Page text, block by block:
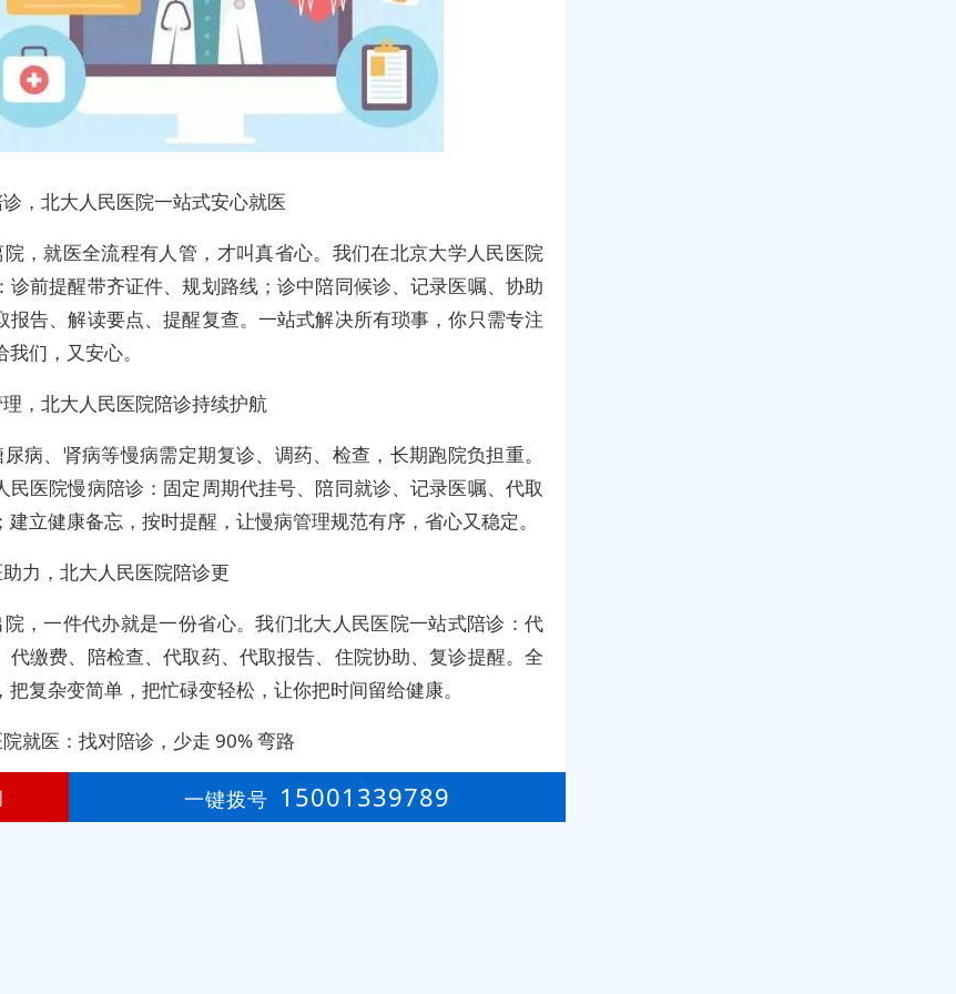
，北大人民医院一站式安心就医
，就医全流程有人管，才叫真省心。我们在北京大学人民医院
诊前提醒带齐证件、规划路线；诊中陪同候诊、记录医嘱、协助
报告、解读要点、提醒复查。一站式解决所有琐事，你只需专注
们，又安心。
，北大人民医院陪诊持续护航
病、肾病等慢病需定期复诊、调药、检查，长期跑院负担重。
民医院慢病陪诊：固定周期代挂号、陪同就诊、记录医嘱、代取
建立健康备忘，按时提醒，让慢病管理规范有序，省心又稳定。
力，北大人民医院陪诊更
，一件代办就是一份省心。我们北大人民医院一站式陪诊：代
代缴费、陪检查、代取药、代取报告、住院协助、复诊提醒。全
把复杂变简单，把忙碌变轻松，让你把时间留给健康。
就医：找对陪诊，少走 90% 弯路
室多、流程繁，自己跑至少多花 2–3 小时。我们深耕北京大学人
科室、懂流程、知规则：帮你快速挂号、找诊室、优先约检查、
一键拨号 15001339789